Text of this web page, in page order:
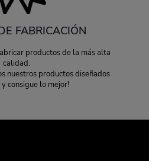
FABRICACIÓN
productos de la más alta
calidad.
nuestros productos diseñados
consigue lo mejor!